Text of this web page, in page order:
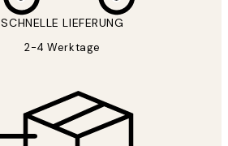
SCHNELLE LIEFERUNG
2-4 Werktage